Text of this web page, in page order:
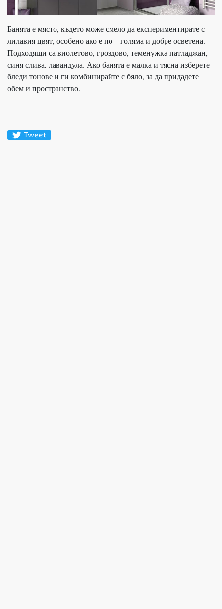
Банята е място, където може смело да експериментирате с
лилавия цвят, особено ако е по – голяма и добре осветена.
Подходящи са виолетово, гроздово, теменужка патладжан,
синя слива, лавандула. Ако банята е малка и тясна изберете
бледи тонове и ги комбинирайте с бяло, за да придадете
обем и пространство.
Tweet